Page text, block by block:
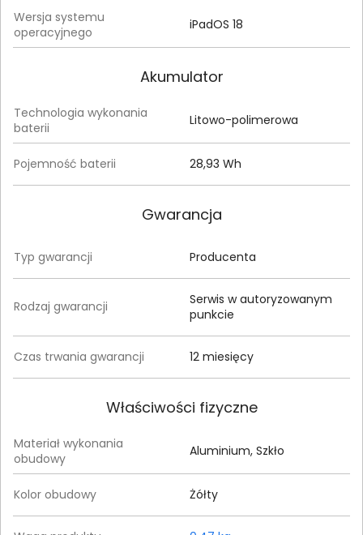
Wersja systemu
operacyjnego
iPadOS 18
Akumulator
Technologia wykonania
baterii
Litowo-polimerowa
Pojemność baterii 28,93 Wh
Gwarancja
Typ gwarancji Producenta
Rodzaj gwarancji
Serwis w autoryzowanym
punkcie
Czas trwania gwarancji 12 miesięcy
Właściwości fizyczne
Materiał wykonania
obudowy
Aluminium, Szkło
Kolor obudowy Żółty